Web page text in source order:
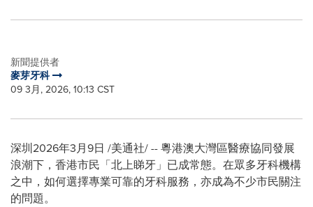
新聞提供者
麥芽牙科
09 3月, 2026, 10:13 CST
深圳2026年3月9日 /美通社/ -- 粵港澳大灣區醫療協同發展
浪潮下，香港市民「北上睇牙」已成常態。在眾多牙科機構
之中，如何選擇專業可靠的牙科服務，亦成為不少市民關注
的問題。